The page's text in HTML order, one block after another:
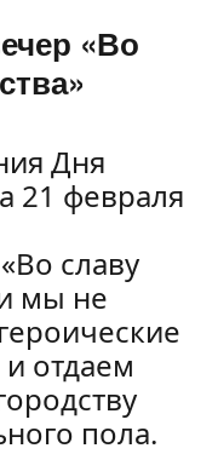
«Во
Дня
21 февраля
славу
мы не
отдаем
пола.